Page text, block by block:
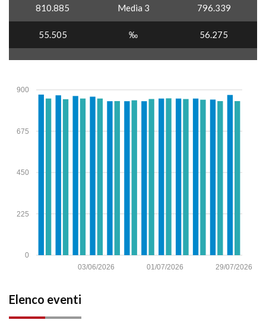
810.885 Media 3 796.339
55.505 ‰ 56.275
0
225
450
675
900
29/07/2026
01/07/2026
03/06/2026
Elenco eventi